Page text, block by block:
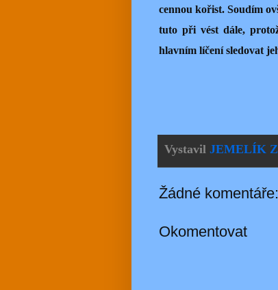
cennou kořist. Soudím
tuto při vést dále,
hlavním líčení sledovat
Vystavil JEMELÍK
Žádné komentáře:
Okomentovat